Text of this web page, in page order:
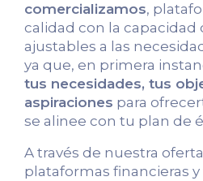
comercializamos,
calidad con la capacidad
ajustables a las
ya que, en primera
tus necesidades, tus
aspiraciones para
se alinee con tu plan de
A través de nuestra
plataformas financieras